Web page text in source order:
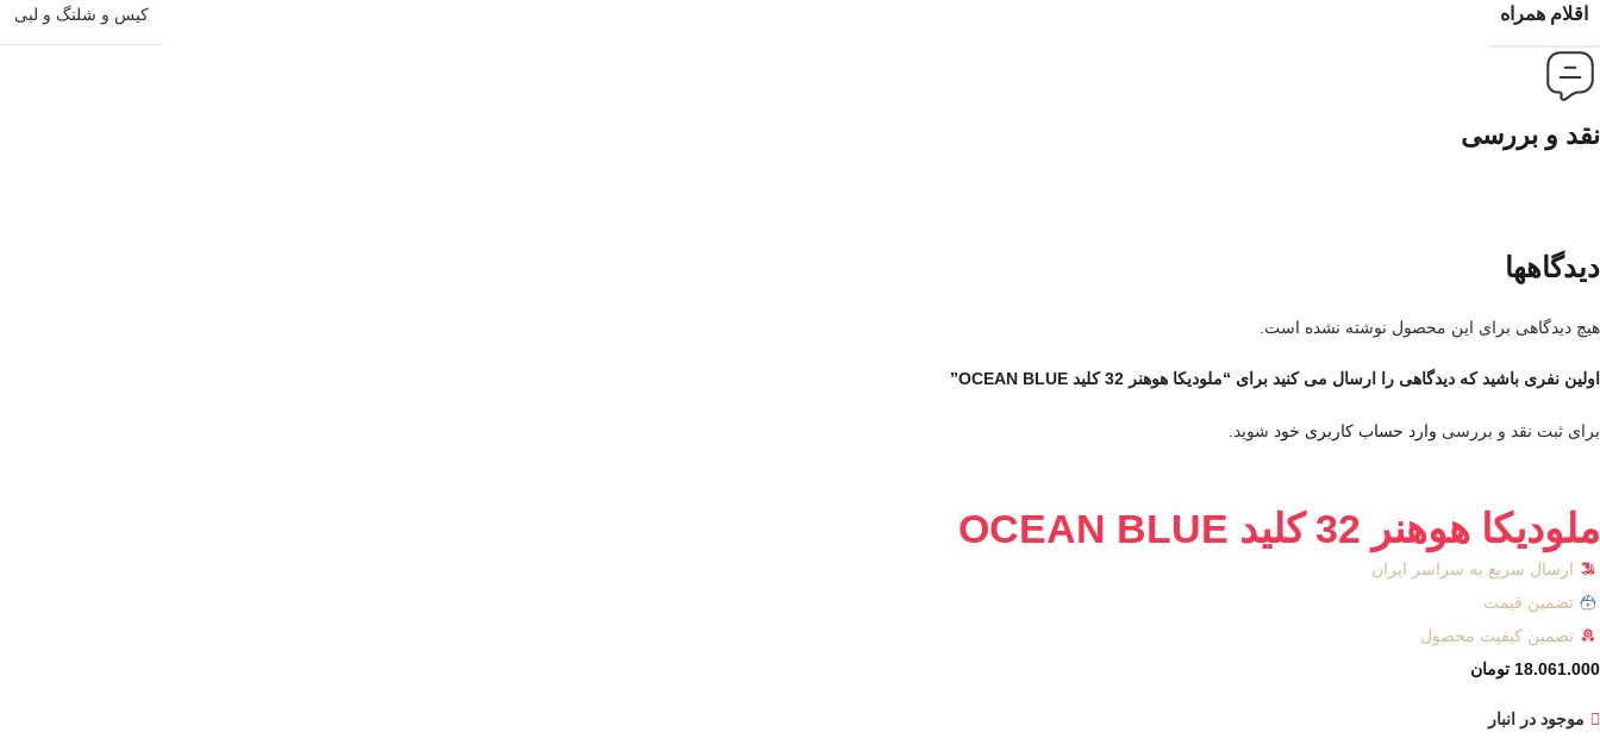
اقلام همراه کیس و شلنگ و لبی
نقد و بررسی
دیدگاهها
هیچ دیدگاهی برای این محصول نوشته نشده است.
اولین نفری باشید که دیدگاهی را ارسال می کنید برای “ملودیکا هوهنر 32 کلید OCEAN BLUE”
برای ثبت نقد و بررسی وارد حساب کاربری خود شوید.
ملودیکا هوهنر 32 کلید OCEAN BLUE
ارسال سریع به سراسر ایران
تضمین قیمت
تضمین کیفیت محصول
18.061.000 تومان
موجود در انبار